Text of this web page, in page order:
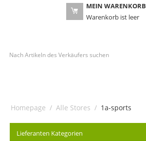
MEIN WARENKORB
Warenkorb ist leer
Homepage / Alle Stores / 1a-sports
Lieferanten Kategorien